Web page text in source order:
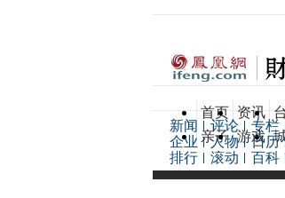
首页 资讯
亲子 游戏
新闻 评论 专栏
企业
人物 日历
排行
滚动 百科